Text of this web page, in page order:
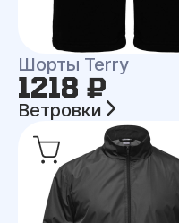
Шорты Terry
1218 ₽
Ветровки